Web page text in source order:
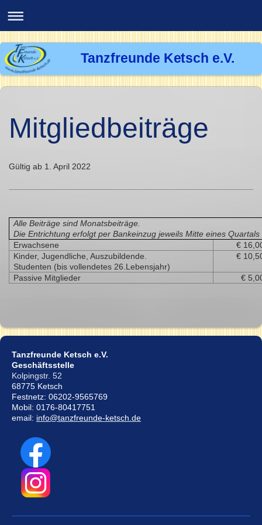
Tanzfreunde Ketsch e.V.
Mitgliedbeiträge
Gültig ab 1. April 2022
Alle Beiträge sind Monatsbeiträge.
Die Entrichtung erfolgt per Bankeinzug jeweils Mitte eines Quartals
Erwachsene
€
Kinder, Jugendliche, Auszubildende.
Studenten (bis vollendetes 26.Lebensjahr)
€
Passive Mitglieder €
Tanzfreunde Ketsch e.V.
Geschäftsstelle
Kolpingstr. 52
68775 Ketsch
Festnetz: 06202-9565769
Mobil: 0176-80417751
email: info@tanzfreunde-ketsch.de